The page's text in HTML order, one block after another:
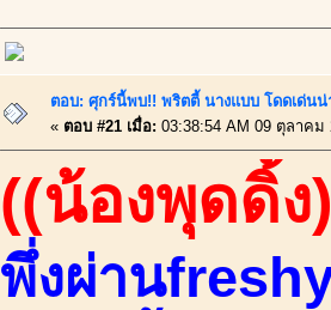
ตอบ: ศุกร์นี้พบ!! พริตตี้ นางแบบ โดดเด่นน่
« ตอบ #21 เมื่อ: 03:38:54 AM 09 ตุลาคม
((น้องพุดดิ้ง
พึ่งผ่าน